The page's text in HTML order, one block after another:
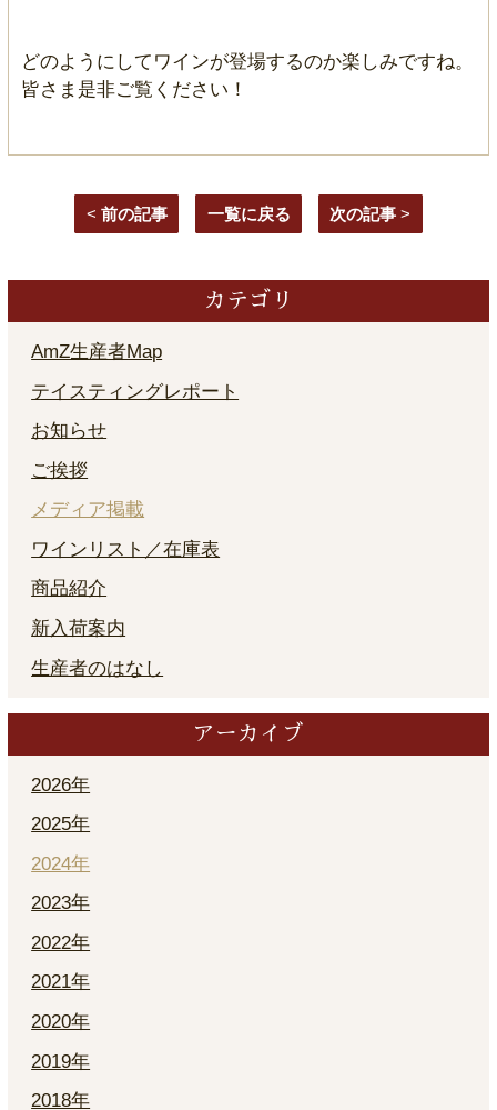
どのようにしてワインが登場するのか楽しみですね。
皆さま是非ご覧ください！
< 前の記事 一覧に戻る 次の記事 >
カテゴリ
AmZ生産者Map
テイスティングレポート
お知らせ
ご挨拶
メディア掲載
ワインリスト／在庫表
商品紹介
新入荷案内
生産者のはなし
アーカイブ
2026年
2025年
2024年
2023年
2022年
2021年
2020年
2019年
2018年